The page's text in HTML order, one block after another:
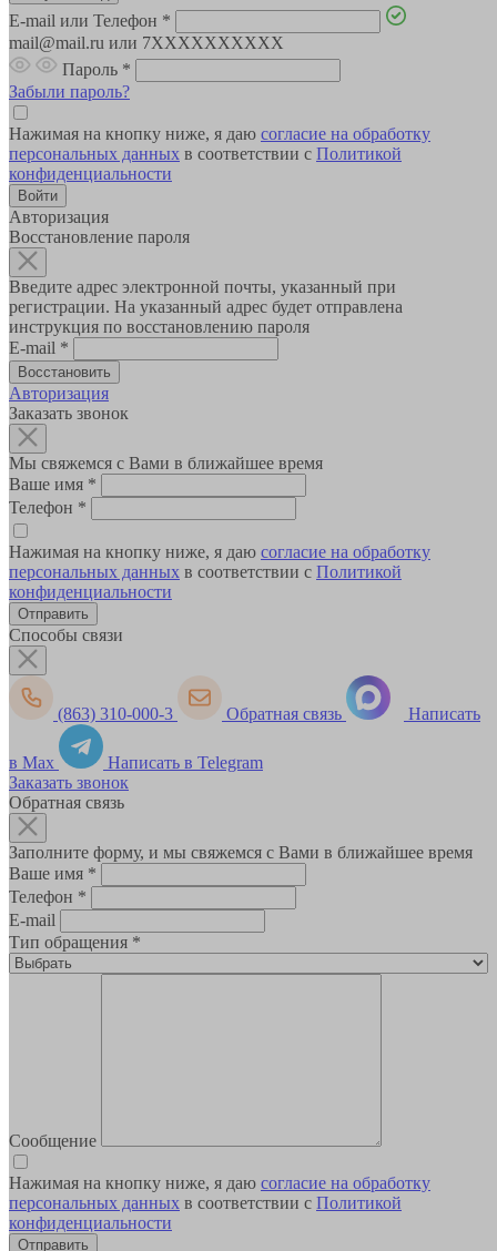
E-mail или Телефон *
mail@mail.ru или 7XXXXXXXXXX
Пароль *
Забыли пароль?
Нажимая на кнопку ниже, я даю согласие на обработку
персональных данных в соответствии с Политикой
конфиденциальности
Авторизация
Восстановление пароля
Введите адрес электронной почты, указанный при
регистрации. На указанный адрес будет отправлена
инструкция по восстановлению пароля
E-mail *
Авторизация
Заказать звонок
Мы свяжемся с Вами в ближайшее время
Ваше имя *
Телефон *
Нажимая на кнопку ниже, я даю согласие на обработку
персональных данных в соответствии с Политикой
конфиденциальности
Способы связи
(863) 310-000-3 Обратная связь Написать
в Max
Написать в Telegram
Заказать звонок
Обратная связь
Заполните форму, и мы свяжемся с Вами в ближайшее время
Ваше имя *
Телефон *
E-mail
Тип обращения *
Сообщение
Нажимая на кнопку ниже, я даю согласие на обработку
персональных данных в соответствии с Политикой
конфиденциальности